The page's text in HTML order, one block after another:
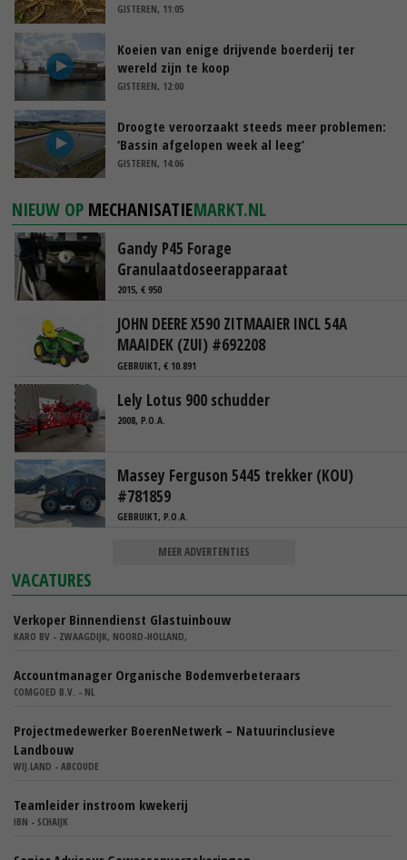
GISTEREN, 11:05
Koeien van enige drijvende boerderij ter
wereld zijn te koop
GISTEREN, 12:00
Droogte veroorzaakt steeds meer problemen:
‘Bassin afgelopen week al leeg’
GISTEREN, 14:06
NIEUW OP MECHANISATIEMARKT.NL
Gandy P45 Forage
Granulaatdoseerapparaat
2015, € 950
JOHN DEERE X590 ZITMAAIER INCL 54A
MAAIDEK (ZUI) #692208
GEBRUIKT, € 10.891
Lely Lotus 900 schudder
2008, P.O.A.
Massey Ferguson 5445 trekker (KOU)
#781859
GEBRUIKT, P.O.A.
MEER ADVERTENTIES
VACATURES
Verkoper Binnendienst Glastuinbouw
KARO BV - ZWAAGDIJK, NOORD-HOLLAND,
Accountmanager Organische Bodemverbeteraars
COMGOED B.V. - NL
Projectmedewerker BoerenNetwerk – Natuurinclusieve
Landbouw
WIJ.LAND - ABCOUDE
Teamleider instroom kwekerij
IBN - SCHAIJK